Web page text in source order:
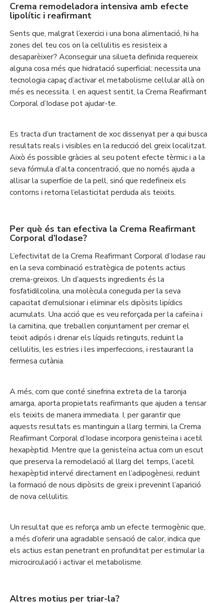
Crema remodeladora intensiva amb efecte
lipolític i reafirmant
Sents que, malgrat l’exercici i una bona alimentació, hi ha
zones del teu cos on la cel·lulitis es resisteix a
desaparèixer? Aconseguir una silueta definida requereix
alguna cosa més que hidratació superficial: necessita una
tecnologia capaç d’activar el metabolisme cel·lular allà on
més es necessita. I, en aquest sentit, la Crema Reafirmant
Corporal d’Iodase pot ajudar-te.
Es tracta d’un tractament de xoc dissenyat per a qui busca
resultats reals i visibles en la reducció del greix localitzat.
Això és possible gràcies al seu potent efecte tèrmic i a la
seva fórmula d’alta concentració, que no només ajuda a
allisar la superfície de la pell, sinó que redefineix els
contorns i retorna l’elasticitat perduda als teixits.
Per què és tan efectiva la Crema Reafirmant
Corporal d’Iodase?
L’efectivitat de la Crema Reafirmant Corporal d’Iodase rau
en la seva combinació estratègica de potents actius
crema-greixos. Un d’aquests ingredients és la
fosfatidilcolina, una molècula coneguda per la seva
capacitat d’emulsionar i eliminar els dipòsits lipídics
acumulats. Una acció que es veu reforçada per la cafeïna i
la carnitina, que treballen conjuntament per cremar el
teixit adipós i drenar els líquids retinguts, reduint la
cel·lulitis, les estries i les imperfeccions, i restaurant la
fermesa cutània.
A més, com que conté sinefrina extreta de la taronja
amarga, aporta propietats reafirmants que ajuden a tensar
els teixits de manera immediata. I, per garantir que
aquests resultats es mantinguin a llarg termini, la Crema
Reafirmant Corporal d’Iodase incorpora genisteïna i acetil
hexapèptid. Mentre que la genisteïna actua com un escut
que preserva la remodelació al llarg del temps, l’acetil
hexapèptid intervé directament en l’adipogènesi, reduint
la formació de nous dipòsits de greix i prevenint l’aparició
de nova cel·lulitis.
Un resultat que es reforça amb un efecte termogènic que,
a més d’oferir una agradable sensació de calor, indica que
els actius estan penetrant en profunditat per estimular la
microcirculació i activar el metabolisme.
Altres motius per triar-la?